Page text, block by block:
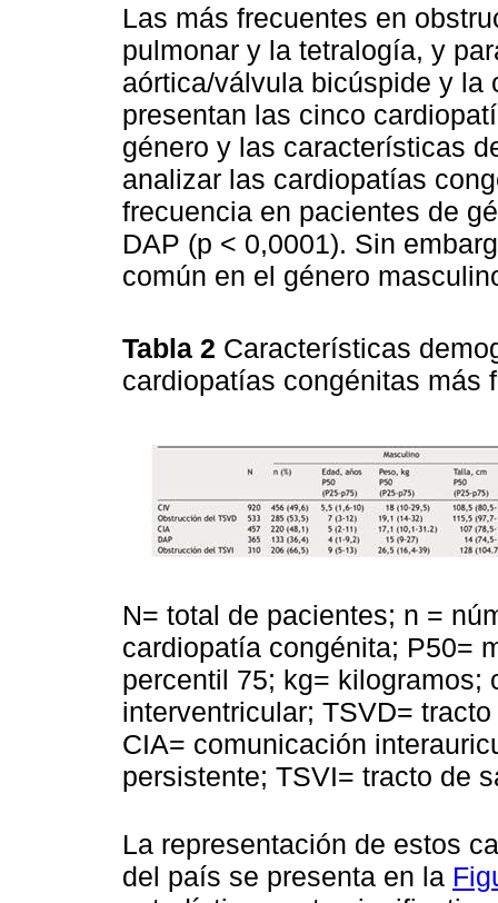
Las más frecuentes en
pulmonar y la tetralogía, y
aórtica/válvula bicúspide y
presentan las cinco
género y las características
analizar las cardiopatías
frecuencia en pacientes de
DAP (p < 0,0001). Sin
común en el género
Tabla 2 Características
cardiopatías congénitas más
N= total de pacientes; n =
cardiopatía congénita; P50=
percentil 75; kg= kilogramos;
interventricular; TSVD=
CIA= comunicación
persistente; TSVI= tracto de
La representación de estos
del país se presenta en la